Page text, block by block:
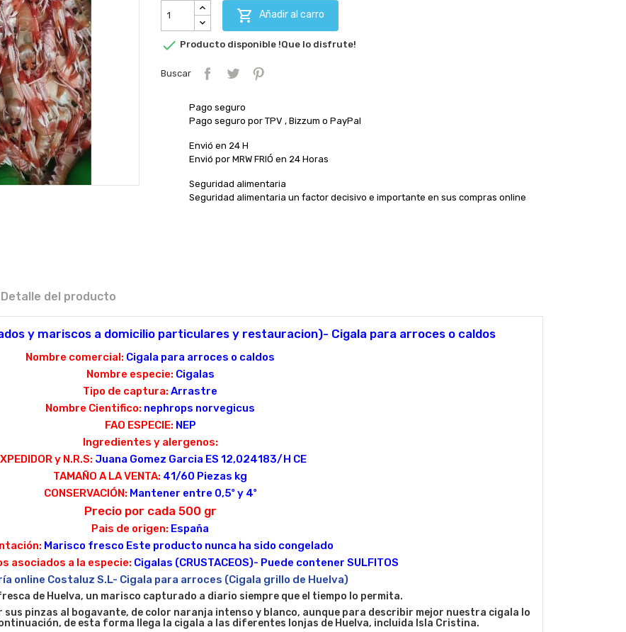
 Añadir al carro
 Producto disponible !Que lo disfrute!
Buscar
Pago seguro
Pago seguro por TPV , Bizzum o PayPal
Envió en 24 H
Envió por MRW FRIÓ en 24 Horas
Seguridad alimentaria
Seguridad alimentaria un factor decisivo e importante en sus compras online
Detalle del producto
y mariscos a domicilio particulares y restauracion)- Cigala para arroces o caldos
Nombre comercial: Cigala para arroces o caldos
Nombre especie: Cigalas
Tipo de captura: Arrastre
Nombre Cientifico: nephrops norvegicus
FAO ESPECIE: NEP
Ingredientes y alergenos:
y N.R.S: Juana Gomez Garcia ES 12,024183/H CE
TAMAÑO A LA VENTA: 41/60 Piezas kg
CONSERVACIÓN: Mantener entre 0,5º y 4º
Precio por cada 500 gr
Pais de origen: España
Marisco fresco Este producto nunca ha sido congelado
asociados a la especie: Cigalas (CRUSTACEOS)- Puede contener SULFITOS
online Costaluz S.L- Cigala para arroces (Cigala grillo de Huelva)
de Huelva, un marisco capturado a diario siempre que el tiempo lo permita.
pinzas al bogavante, de color naranja intenso y blanco, aunque para describir mejor nuestra cigala lo
de esta forma llega la cigala a las diferentes lonjas de Huelva, incluida Isla Cristina.